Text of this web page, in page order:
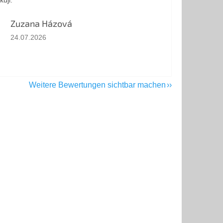
Zuzana Házová
Die Shop-Bewertung beträgt 5 von 5 Sternen.
24.07.2026
Weitere Bewertungen sichtbar machen